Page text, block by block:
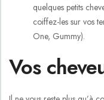
quelques petits
coiffez-les sur vos
One, Gummy).
Vos